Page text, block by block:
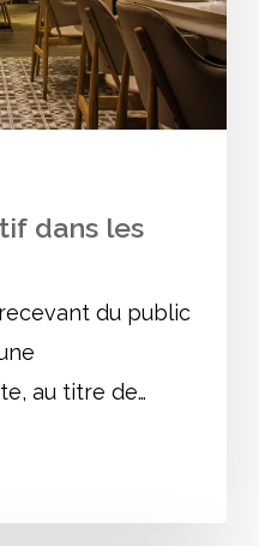
dans les
du public
au titre de…